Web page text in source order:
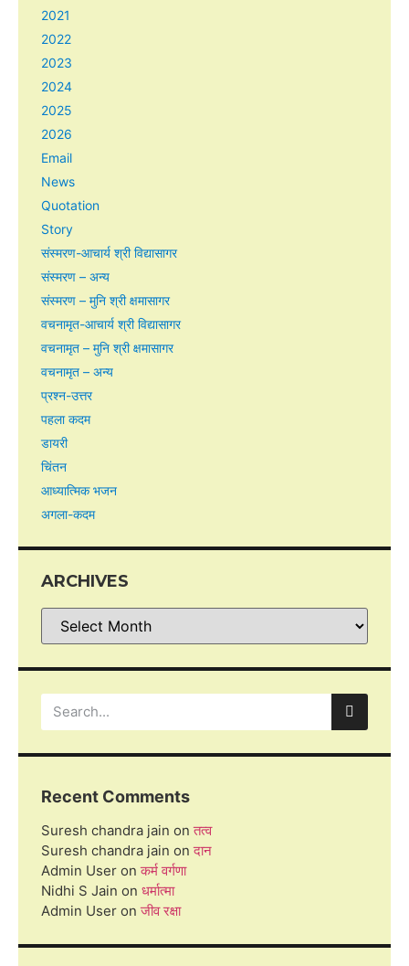
2021
2022
2023
2024
2025
2026
Email
News
Quotation
Story
संस्मरण-आचार्य श्री विद्यासागर
संस्मरण – अन्य
संस्मरण – मुनि श्री क्षमासागर
वचनामृत-आचार्य श्री विद्यासागर
वचनामृत – मुनि श्री क्षमासागर
वचनामृत – अन्य
प्रश्न-उत्तर
पहला कदम
डायरी
चिंतन
आध्यात्मिक भजन
अगला-कदम
ARCHIVES
Recent Comments
Suresh chandra jain onतत्व
Suresh chandra jain onदान
Admin User onकर्म वर्गणा
Nidhi S Jain on धर्मात्मा
Admin User onजीव रक्षा